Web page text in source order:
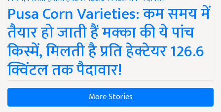
Pusa Corn Varieties: कम समय में
तैयार हो जाती हैं मक्का की ये पांच
किस्में, मिलती है प्रति हेक्टेयर 126.6
क्विंटल तक पैदावार!
More Stories